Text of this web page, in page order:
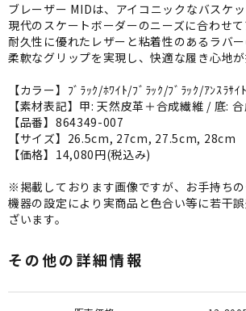
ブレーザー MIDは、アイコニックなバスケ
現代のスケートボーダーのニーズに合わせて
耐久性に優れたレザーと粘着性のあるラバ
柔軟なグリップを実現し、快適な履き心地が
【カラー】ﾌﾞﾗｯｸ/ﾎﾜｲﾄ/ﾌﾞﾗｯｸ/ﾌﾞﾗｯｸ/ｱﾝｽﾗｻｲﾄ
【素材表記】甲: 天然皮革＋合成繊維 / 底:
【品番】864349-007
【サイズ】26.5cm, 27cm, 27.5cm, 28cm
【価格】14,080円(税込み)
※掲載しております画像ですが、お手持ち
機器の設定により実商品と色合い等に若干
ざいます。
その他の詳細情報